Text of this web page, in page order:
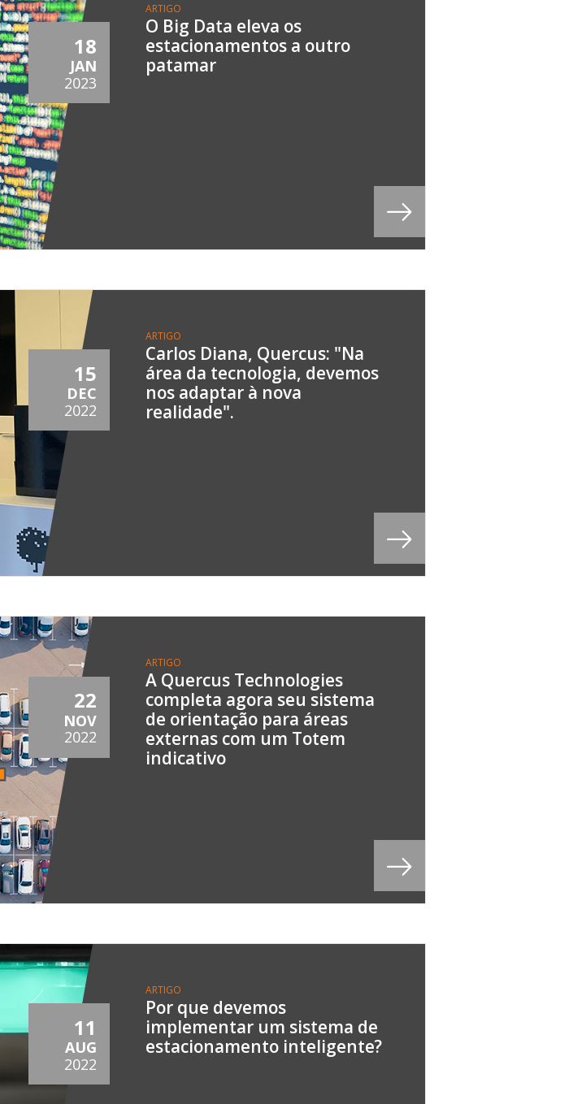
ARTIGO
18
JAN
2023
O Big Data eleva os
estacionamentos a outro
patamar
ARTIGO
15
DEC
2022
Carlos Diana, Quercus: "Na
área da tecnologia, devemos
nos adaptar à nova
realidade".
ARTIGO
22
NOV
2022
A Quercus Technologies
completa agora seu sistema
de orientação para áreas
externas com um Totem
indicativo
ARTIGO
11
AUG
2022
Por que devemos
implementar um sistema de
estacionamento inteligente?